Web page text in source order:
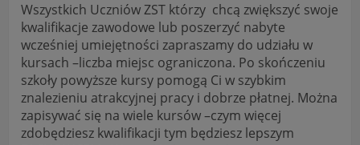
Wszystkich Uczniów ZST którzy chcą zwiększyć swoje
kwalifikacje zawodowe lub poszerzyć nabyte
wcześniej umiejętności zapraszamy do udziału w
kursach –liczba miejsc ograniczona. Po skończeniu
szkoły powyższe kursy pomogą Ci w szybkim
znalezieniu atrakcyjnej pracy i dobrze płatnej. Można
zapisywać się na wiele kursów –czym więcej
zdobędziesz kwalifikacji tym będziesz lepszym